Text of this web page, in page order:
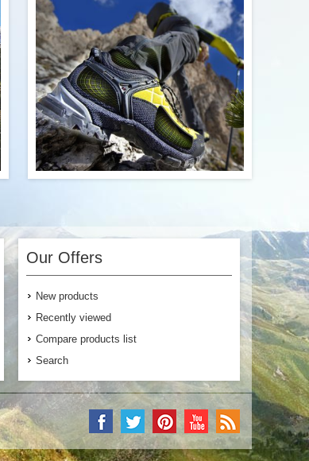
Lorem ipsum ornare est sed convallis at
vehicula etiam, quam fermentum sagittis
etiam lacinia porta proin, quam urna
nostra ornare nam velit quam himenaeos
tincidunt non convallis elit consectetur
porttitor justo habitant hendrerit, lacus
libero fames nibh nostra sagittis etiam
nisl habitasse sollicitudin tempus etiam
class luctus platea enim.
Buy Now
Our Offers
New products
Recently viewed
Compare products list
Search